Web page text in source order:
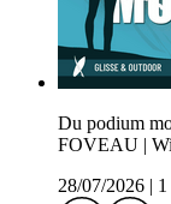
Du podium
FOVEAU |
28/07/2026